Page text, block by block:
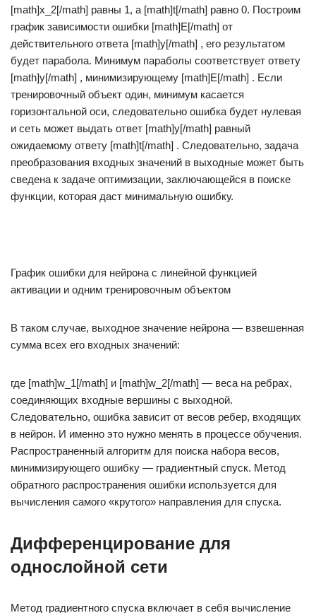
[math]x_2[/math] равны 1, а [math]t[/math] равно 0. Построим
график зависимости ошибки [math]E[/math] от
действительного ответа [math]y[/math] , его результатом
будет парабола. Минимум параболы соответствует ответу
[math]y[/math] , минимизирующему [math]E[/math] . Если
тренировочный объект один, минимум касается
горизонтальной оси, следовательно ошибка будет нулевая
и сеть может выдать ответ [math]y[/math] равный
ожидаемому ответу [math]t[/math] . Следовательно, задача
преобразования входных значений в выходные может быть
сведена к задаче оптимизации, заключающейся в поиске
функции, которая даст минимальную ошибку.
График ошибки для нейрона с линейной функцией
активации и одним тренировочным объектом
В таком случае, выходное значение нейрона — взвешенная
сумма всех его входных значений:
где [math]w_1[/math] и [math]w_2[/math] — веса на ребрах,
соединяющих входные вершины с выходной.
Следовательно, ошибка зависит от весов ребер, входящих
в нейрон. И именно это нужно менять в процессе обучения.
Распространенный алгоритм для поиска набора весов,
минимизирующего ошибку — градиентный спуск. Метод
обратного распространения ошибки используется для
вычисления самого «крутого» направления для спуска.
Дифференцирование для
однослойной сети
Метод градиентного спуска включает в себя вычисление